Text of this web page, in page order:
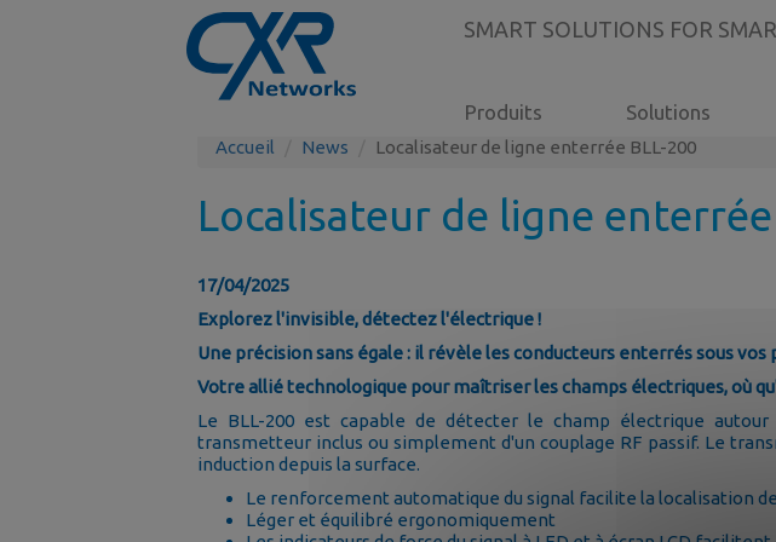
SMART SOLUTIONS FOR
Produits Solutions
Accueil News Localisateur de ligne enterrée BLL-200
Localisateur de ligne enterrée
17/04/2025
Explorez l'invisible, détectez l'électrique !
Une précision sans égale : il révèle les conducteurs enterrés sous vos
Votre allié technologique pour maîtriser les champs électriques, où
Le BLL-200 est capable de détecter le champ électrique
transmetteur inclus ou simplement d'un couplage RF passif. Le
induction depuis la surface.
Le renforcement automatique du signal facilite la localisation
Léger et équilibré ergonomiquement